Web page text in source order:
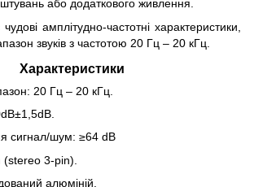
або додаткового живлення.
амплітудно-частотні характеристики,
звуків з частотою 20 Гц – 20 кГц.
Характеристики
20 Гц – 20 кГц.
сигнал/шум: ≥64 dB
3-pin).
алюміній.